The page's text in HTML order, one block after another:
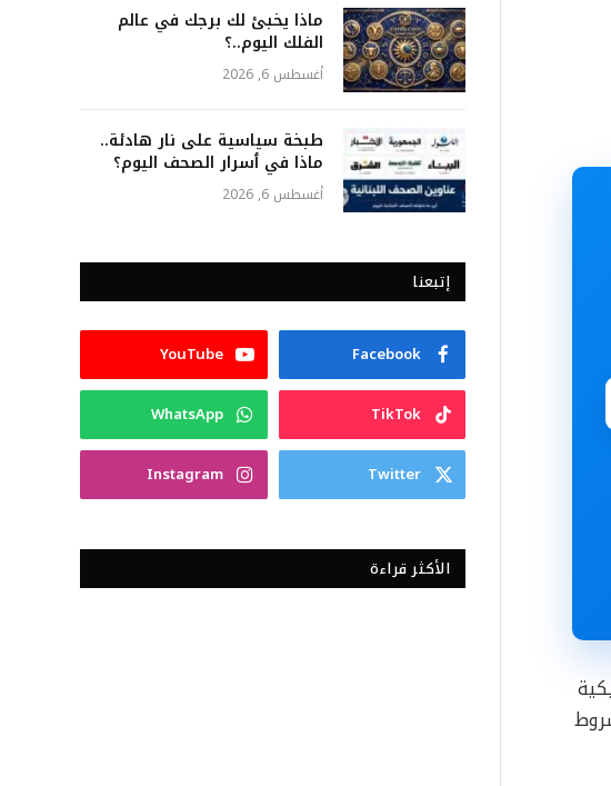
ماذا يخبئ لك برجك في عالم
الفلك اليوم..؟
أغسطس 6, 2026
طبخة سياسية على نار هادئة..
ماذا في ٲسرار الصحف اليوم؟
أغسطس 6, 2026
إتبعنا
Facebook
YouTube
TikTok
WhatsApp
Twitter
Instagram
الأكثر قراءة